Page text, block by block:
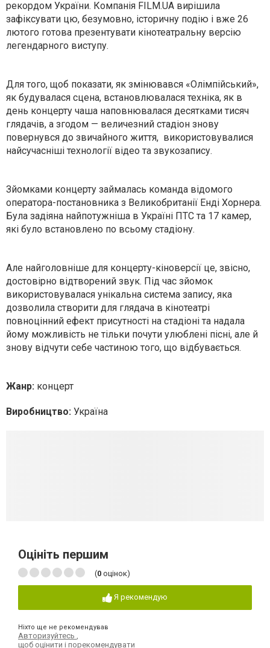
рекордом України. Компанія FILM.UA вирішила
зафіксувати цю, безумовно, історичну подію і вже 26
лютого готова презентувати кінотеатральну версію
легендарного виступу.
Для того, щоб показати, як змінювався «Олімпійський»,
як будувалася сцена, встановлювалася техніка, як в
день концерту чаша наповнювалася десятками тисяч
глядачів, а згодом — величезний стадіон знову
повернувся до звичайного життя, використовувалися
найсучасніші технології відео та звукозапису.
Зйомками концерту займалась команда відомого
оператора-постановника з Великобританії Енді Хорнера.
Була задіяна найпотужніша в Україні ПТС та 17 камер,
які було встановлено по всьому стадіону.
Але найголовніше для концерту-кіноверсії це, звісно,
достовірно відтворений звук. Під час зйомок
використовувалася унікальна система запису, яка
дозволила створити для глядача в кінотеатрі
повноцінний ефект присутності на стадіоні та надала
йому можливість не тільки почути улюблені пісні, але й
знову відчути себе частиною того, що відбувається.
Жанр: концерт
Виробництво: Україна
Оцініть першим
(0 оцінок)
Я рекомендую
Ніхто ще не рекомендував
Авторизуйтесь
щоб оцінити і порекомендувати